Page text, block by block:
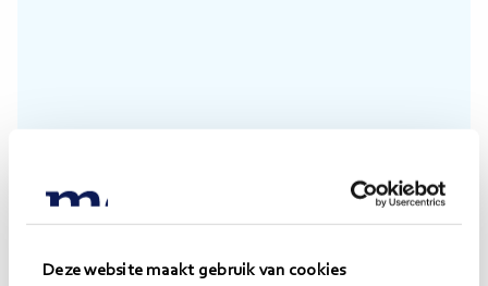
Deze website maakt gebruik van cookies